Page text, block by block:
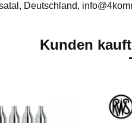
Deutschland,
Kunden